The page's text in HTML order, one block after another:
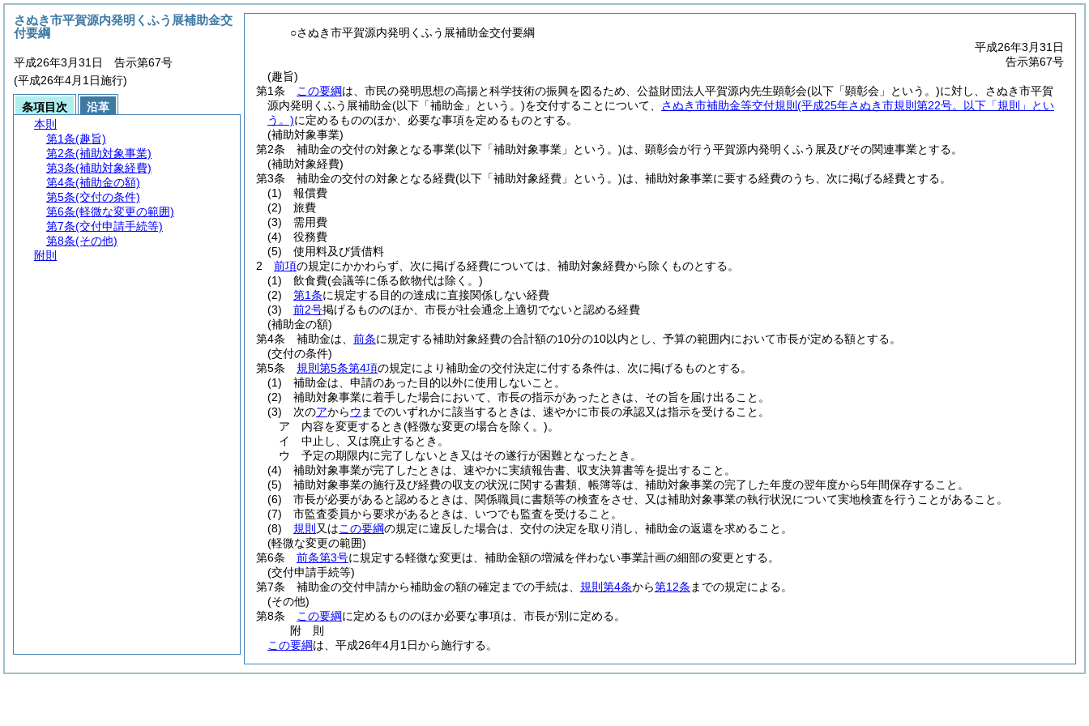
○さぬき市平賀源内発明くふう展補助金交付要綱
平成26年3月31日
告示第67号
(趣旨)
第1条
この要綱は、市民の発明思想の高揚と科学技術の振興を図るため、公益財団法人平賀源内先生顕彰会(以下「顕彰会」という。)に対し、さぬき市平賀
源内発明くふう展補助金(以下「補助金」という。)を交付することについて、 さぬき市補助金等交付規則 (平成25年さぬき市規則第22号。以下「規則」とい
う。)に定めるもののほか、必要な事項を定めるものとする。
(補助対象事業)
第2条
補助金の交付の対象となる事業(以下「補助対象事業」という。)は、顕彰会が行う平賀源内発明くふう展及びその関連事業とする。
(補助対象経費)
第3条
補助金の交付の対象となる経費(以下「補助対象経費」という。)は、補助対象事業に要する経費のうち、次に掲げる経費とする。
(1)
報償費
(2)
旅費
(3)
需用費
(4)
役務費
(5)
使用料及び賃借料
2
前項の規定にかかわらず、次に掲げる経費については、補助対象経費から除くものとする。
(1)
飲食費(会議等に係る飲物代は除く。)
(2)
第1条に規定する目的の達成に直接関係しない経費
(3)
前2号掲げるもののほか、市長が社会通念上適切でないと認める経費
(補助金の額)
第4条
補助金は、 前条に規定する補助対象経費の合計額の10分の10以内とし、予算の範囲内において市長が定める額とする。
(交付の条件)
第5条
規則第5条第4項の規定により補助金の交付決定に付する条件は、次に掲げるものとする。
(1)
補助金は、申請のあった目的以外に使用しないこと。
(2)
補助対象事業に着手した場合において、市長の指示があったときは、その旨を届け出ること。
(3)
次のアからウ までのいずれかに該当するときは、速やかに市長の承認又は指示を受けること。
ア
内容を変更するとき(軽微な変更の場合を除く。)。
イ
中止し、又は廃止するとき。
ウ
予定の期限内に完了しないとき又はその遂行が困難となったとき。
(4)
補助対象事業が完了したときは、速やかに実績報告書、収支決算書等を提出すること。
(5)
補助対象事業の施行及び経費の収支の状況に関する書類、帳簿等は、補助対象事業の完了した年度の翌年度から5年間保存すること。
(6)
市長が必要があると認めるときは、関係職員に書類等の検査をさせ、又は補助対象事業の執行状況について実地検査を行うことがあること。
(7)
市監査委員から要求があるときは、いつでも監査を受けること。
(8)
規則 又はこの要綱の規定に違反した場合は、交付の決定を取り消し、補助金の返還を求めること。
(軽微な変更の範囲)
第6条
前条第3号に規定する軽微な変更は、補助金額の増減を伴わない事業計画の細部の変更とする。
(交付申請手続等)
第7条
補助金の交付申請から補助金の額の確定までの手続は、 規則第4条から第12条 までの規定による。
(その他)
第8条
この要綱に定めるもののほか必要な事項は、市長が別に定める。
附 則
この要綱は、平成26年4月1日から施行する。
さぬき市平賀源内発明くふう展補助金交
付要綱
平成26年3月31日 告示第67号
(平成26年4月1日施行)
条項目次
沿革
本則
第1条(趣旨)
第2条(補助対象事業)
第3条(補助対象経費)
第4条(補助金の額)
第5条(交付の条件)
第6条(軽微な変更の範囲)
第7条(交付申請手続等)
第8条(その他)
附則